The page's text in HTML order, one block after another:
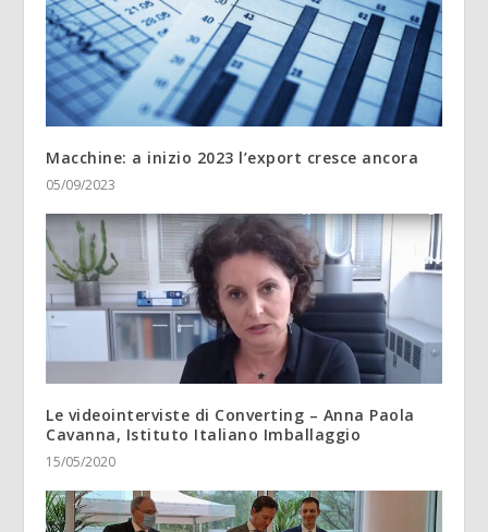
Macchine: a inizio 2023 l’export cresce ancora
05/09/2023
Le videointerviste di Converting – Anna Paola
Cavanna, Istituto Italiano Imballaggio
15/05/2020